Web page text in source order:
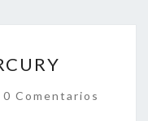
Comentarios
0 Comentarios